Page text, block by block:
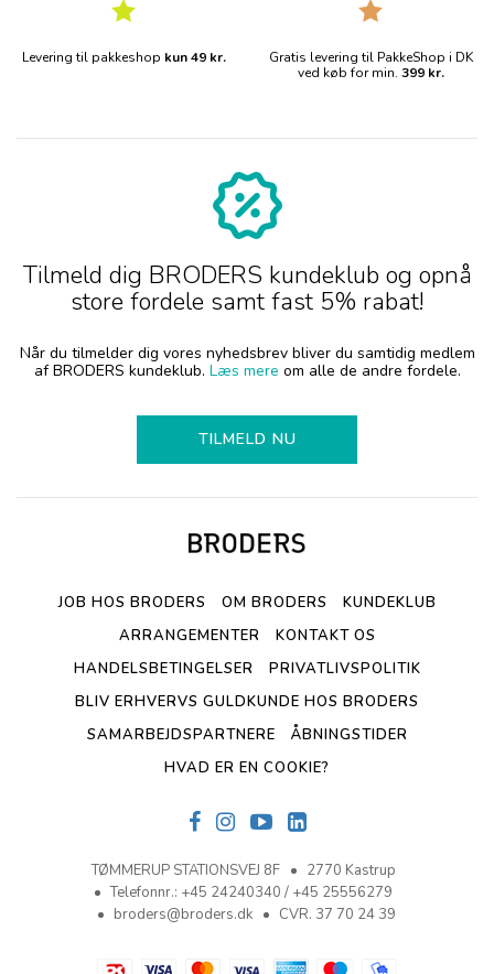
Levering til pakkeshop kun 49 kr.
Gratis levering til PakkeShop i DK
ved køb for min. 399 kr.
Tilmeld dig BRODERS kundeklub og opnå
store fordele samt fast 5% rabat!
Når du tilmelder dig vores nyhedsbrev bliver du samtidig medlem
af BRODERS kundeklub. Læs mere om alle de andre fordele.
TILMELD NU
JOB HOS BRODERS OM BRODERS
KUNDEKLUB
ARRANGEMENTER
KONTAKT OS
HANDELSBETINGELSER
PRIVATLIVSPOLITIK
BLIV ERHVERVS GULDKUNDE HOS BRODERS
SAMARBEJDSPARTNERE
ÅBNINGSTIDER
HVAD ER EN COOKIE?
TØMMERUP STATIONSVEJ 8F
2770 Kastrup
Telefonnr.: +45 24240340 / +45 25556279
broders@broders.dk
CVR. 37 70 24 39